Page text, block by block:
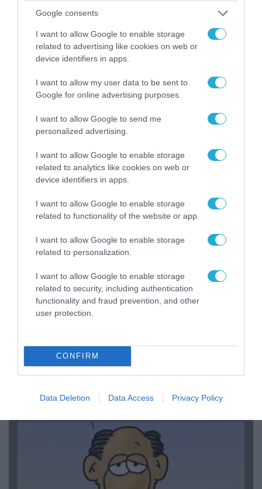
Google consents
I want to allow Google to enable storage
related to advertising like cookies on web or
device identifiers in apps.
I want to allow my user data to be sent to
Google for online advertising purposes.
I want to allow Google to send me
personalized advertising.
I want to allow Google to enable storage
related to analytics like cookies on web or
device identifiers in apps.
I want to allow Google to enable storage
related to functionality of the website or app.
I want to allow Google to enable storage
related to personalization.
I want to allow Google to enable storage
related to security, including authentication
functionality and fraud prevention, and other
user protection.
CONFIRM
Data Deletion Data Access Privacy Policy
Ο Γιάννης Αλαφούζος «τέλειωσε» τον
Κωνσταντίνο Ζούλα από τον ΣΚΑΪ – Ο λόγος της
06.08.2026 | 14:02
«Επιχείρηση ελεύθερα πεζοδρόμια» στην
αντικείμενα από κοινόχρηστους χώρους